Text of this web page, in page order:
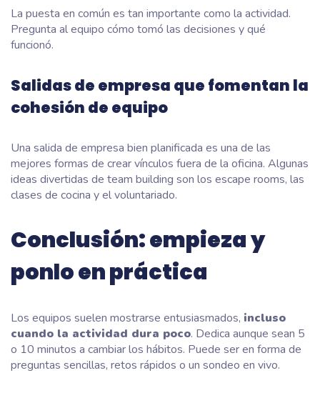
La puesta en común es tan importante como la actividad.
Pregunta al equipo cómo tomó las decisiones y qué
funcionó.
Salidas de empresa que fomentan la
cohesión de equipo
Una salida de empresa bien planificada es una de las
mejores formas de crear vínculos fuera de la oficina. Algunas
ideas divertidas de team building son los escape rooms, las
clases de cocina y el voluntariado.
Conclusión: empieza y
ponlo en práctica
Los equipos suelen mostrarse entusiasmados, incluso
cuando la actividad dura poco. Dedica aunque sean 5
o 10 minutos a cambiar los hábitos. Puede ser en forma de
preguntas sencillas, retos rápidos o un sondeo en vivo.